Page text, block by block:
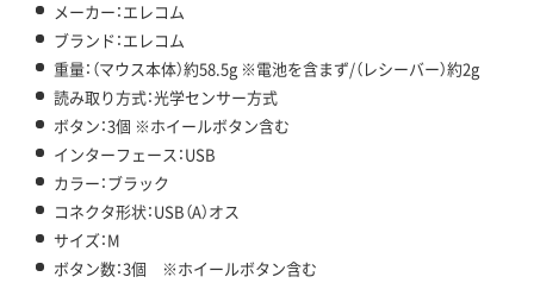
メーカー：エレコム
ブランド：エレコム
重量：（マウス本体）約58.5g ※電池を含まず/（レシーバー）約2g
読み取り方式：光学センサー方式
ボタン：3個 ※ホイールボタン含む
インターフェース：USB
カラー：ブラック
コネクタ形状：USB（A）オス
サイズ：M
ボタン数：3個 ※ホイールボタン含む